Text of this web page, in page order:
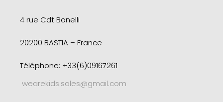
4 rue CdtBonelli
20200 BASTIA – France
Téléphone: +33(6)09167261
wearekids.sales@gmail.com